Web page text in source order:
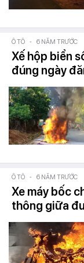
Ô TÔ - 6 NĂM TRƯỚC
Xế hộp biển
đúng ngày
Ô TÔ - 6 NĂM TRƯỚC
Xe máy bốc
thông giữa